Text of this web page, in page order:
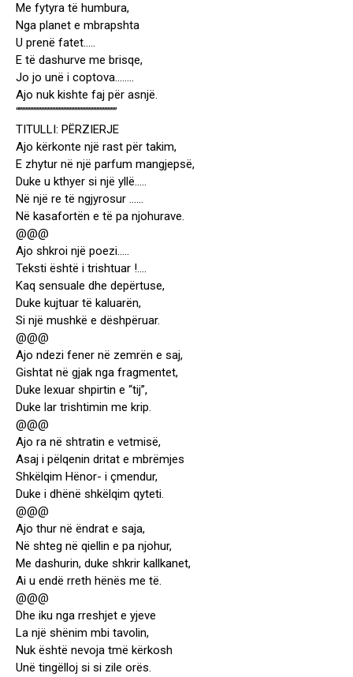
Me fytyra të humbura,
Nga planet e mbrapshta
U prenë fatet…..
E të dashurve me brisqe,
Jo jo unë i coptova……..
Ajo nuk kishte faj për asnjë.
“”””””””””””””””””””””””””””””””
TITULLI: PËRZIERJE
Ajo kërkonte një rast për takim,
E zhytur në një parfum mangjepsë,
Duke u kthyer si një yllë…..
Në një re të ngjyrosur ……
Në kasafortën e të pa njohurave.
@@@
Ajo shkroi një poezi…..
Teksti është i trishtuar !….
Kaq sensuale dhe depërtuse,
Duke kujtuar të kaluarën,
Si një mushkë e dëshpëruar.
@@@
Ajo ndezi fener në zemrën e saj,
Gishtat në gjak nga fragmentet,
Duke lexuar shpirtin e “tij”,
Duke lar trishtimin me krip.
@@@
Ajo ra në shtratin e vetmisë,
Asaj i pëlqenin dritat e mbrëmjes
Shkëlqim Hënor- i çmendur,
Duke i dhënë shkëlqim qyteti.
@@@
Ajo thur në ëndrat e saja,
Në shteg në qiellin e pa njohur,
Me dashurin, duke shkrir kallkanet,
Ai u endë rreth hënës me të.
@@@
Dhe iku nga rreshjet e yjeve
La një shënim mbi tavolin,
Nuk është nevoja tmë kërkosh
Unë tingëlloj si si zile orës.